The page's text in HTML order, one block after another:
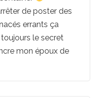
de poster des
errants ça
toujours le secret
mon époux de